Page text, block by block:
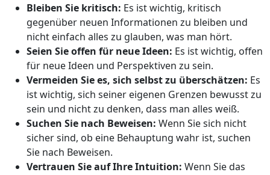
Bleiben Sie kritisch: Es ist wichtig, kritisch
gegenüber neuen Informationen zu bleiben und
nicht einfach alles zu glauben, was man hört.
Seien Sie offen für neue Ideen: Es ist wichtig, offen
für neue Ideen und Perspektiven zu sein.
Vermeiden Sie es, sich selbst zu überschätzen: Es
ist wichtig, sich seiner eigenen Grenzen bewusst zu
sein und nicht zu denken, dass man alles weiß.
Suchen Sie nach Beweisen: Wenn Sie sich nicht
sicher sind, ob eine Behauptung wahr ist, suchen
Sie nach Beweisen.
Vertrauen Sie auf Ihre Intuition: Wenn Sie das